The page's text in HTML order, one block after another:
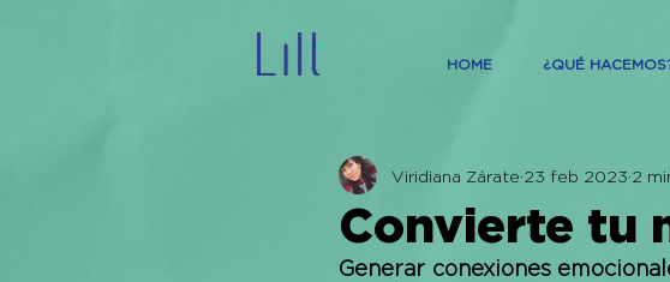
HOME ¿QUÉ
Convierte tu
Viridiana Zárate 23 feb 2023 2
Generar conexiones